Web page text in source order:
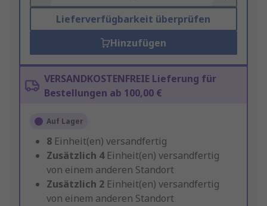
Lieferverfügbarkeit überprüfen
Hinzufügen
VERSANDKOSTENFREIE Lieferung für
Bestellungen ab 100,00 €
Auf Lager
8 Einheit(en) versandfertig
Zusätzlich 4 Einheit(en) versandfertig
von einem anderen Standort
Zusätzlich 2 Einheit(en) versandfertig
von einem anderen Standort